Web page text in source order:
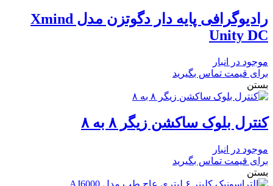
مدل
201N
عدد
رادیوگرافی پایه دار دگوتزن مدل Xmind
Unity DC
موجود در انبار
برای قیمت تماس بگیرید
بستن
کنترل بلوک ساکشن زیگر ۸ به ۸
موجود در انبار
برای قیمت تماس بگیرید
بستن